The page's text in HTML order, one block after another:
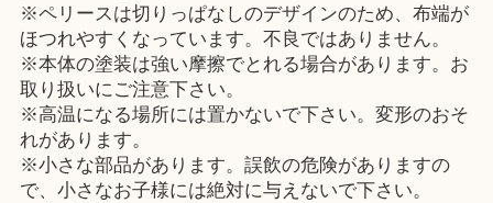
※ペリースは切りっぱなしのデザインのため、布端が
ほつれやすくなっています。不良ではありません。
※本体の塗装は強い摩擦でとれる場合があります。お
取り扱いにご注意下さい。
※高温になる場所には置かないで下さい。変形のおそ
れがあります。
※小さな部品があります。誤飲の危険がありますの
で、小さなお子様には絶対に与えないで下さい。